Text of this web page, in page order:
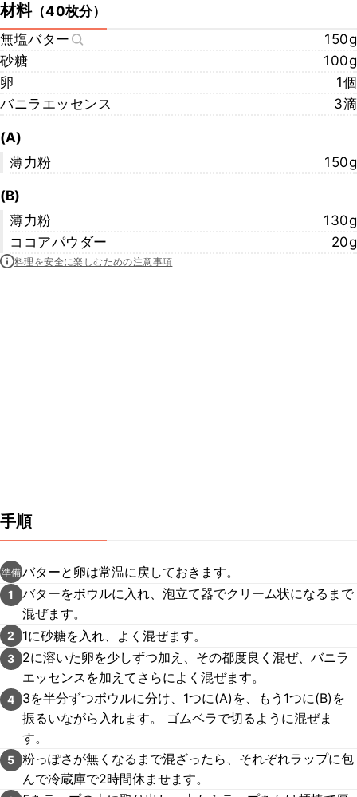
材料（40枚分）
無塩バター
150g
砂糖
100g
卵
1個
バニラエッセンス
3滴
(A)
薄力粉
150g
(B)
薄力粉
130g
ココアパウダー
20g
料理を安全に楽しむための注意事項
手順
準備バターと卵は常温に戻しておきます。
1
バターをボウルに入れ、泡立て器でクリーム状になるまで
混ぜます。
2 1に砂糖を入れ、よく混ぜます。
3
2に溶いた卵を少しずつ加え、その都度良く混ぜ、バニラ
エッセンスを加えてさらによく混ぜます。
4
3を半分ずつボウルに分け、1つに(A)を、もう1つに(B)を
振るいながら入れます。 ゴムベラで切るように混ぜま
す。
5 粉っぽさが無くなるまで混ざったら、それぞれラップに包
んで冷蔵庫で2時間休ませます。